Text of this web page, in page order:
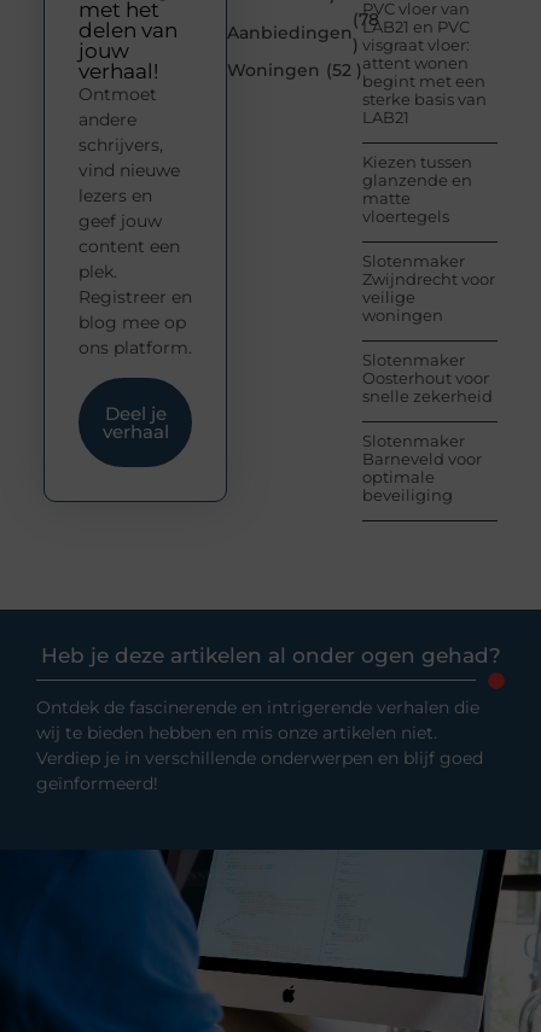
Aanbiedingen
(78
)
Woningen (52 )
PVC vloer van
LAB21 en PVC
visgraat vloer:
attent wonen
begint met een
sterke basis van
LAB21
Kiezen tussen
glanzende en
matte
vloertegels
Slotenmaker
Zwijndrecht voor
veilige
woningen
Slotenmaker
Oosterhout voor
snelle zekerheid
Slotenmaker
Barneveld voor
optimale
beveiliging
met het
delen van
jouw
verhaal!
Ontmoet
andere
schrijvers,
vind nieuwe
lezers en
geef jouw
content een
plek.
Registreer en
blog mee op
ons platform.
Deel je
verhaal
Heb je deze artikelen al onder ogen gehad?
Ontdek de fascinerende en intrigerende verhalen die
wij te bieden hebben en mis onze artikelen niet.
Verdiep je in verschillende onderwerpen en blijf goed
geïnformeerd!